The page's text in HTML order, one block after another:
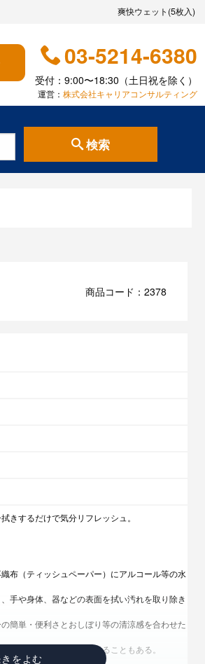
爽快ウェット(5枚入)
03-5214-6380
受付：9:00〜18:30（土日祝を除く）
運営：株式会社キャリアコンサルティング
検索
商品コード：2378
きするだけで気分リフレッシュ。
布（ティッシュペーパー）にアルコール等の水
手や身体、器などの表面を拭い汚れを取り除き
簡単・便利さとおしぼり等の清涼感を合わせた
おしりふきとして使われることもある。